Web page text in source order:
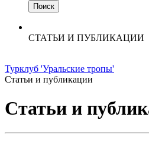
СТАТЬИ И ПУБЛИКАЦИИ
Турклуб 'Уральские тропы'
Статьи и публикации
Статьи и